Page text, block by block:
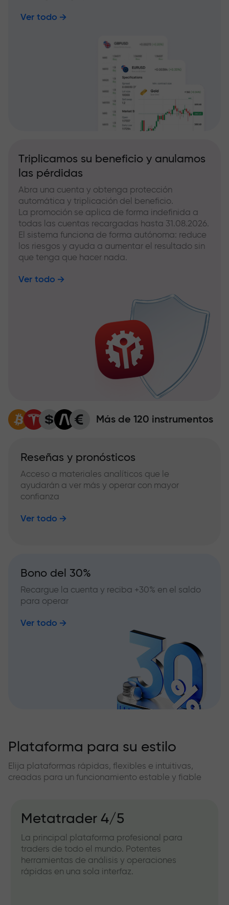
Ver todo
Triplicamos su beneficio y anulamos
las pérdidas
Abra una cuenta y obtenga protección
automática y triplicación del beneficio.
La promoción se aplica de forma indefinida a
todas las cuentas recargadas hasta 31.08.2026.
El sistema funciona de forma autónoma: reduce
los riesgos y ayuda a aumentar el resultado sin
que tenga que hacer nada.
Ver todo
Más de 120 instrumentos
Reseñas y pronósticos
Acceso a materiales analíticos que le
ayudarán a ver más y operar con mayor
confianza
Ver todo
Bono del 30%
Recargue la cuenta y reciba +30% en el saldo
para operar
Ver todo
Plataforma para su estilo
Elija plataformas rápidas, flexibles e intuitivas,
creadas para un funcionamiento estable y fiable
Metatrader 4/5
La principal plataforma profesional para
traders de todo el mundo. Potentes
herramientas de análisis y operaciones
rápidas en una sola interfaz.